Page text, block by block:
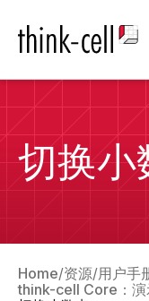
切换小
Home 资源 用户手
think-cell Core：演